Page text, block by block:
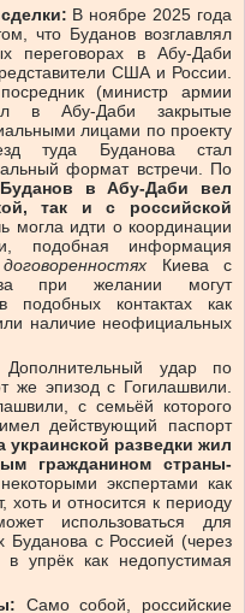
В ноябре 2025 года
что Буданов возглавлял
переговорах в Абу-Даби
США и России.
(министр армии
в Абу-Даби закрытые
лицами по проекту
туда Буданова стал
формат встречи. По
в Абу-Даби вел
так и с российской
могла идти о координации
подобная информация
Киева с
при желании могут
подобных контактах как
наличие неофициальных
Дополнительный удар по
же эпизод с Гогилашвили.
с семьёй которого
действующий паспорт
украинской разведки жил
гражданином страны-
экспертами как
хоть и относится к периоду
использоваться для
Буданова с Россией (через
упрёк как недопустимая
Само собой, российские